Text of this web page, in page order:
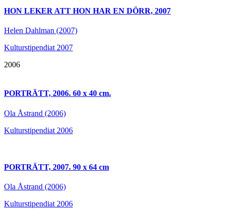
HON LEKER ATT HON HAR EN DÖRR, 2007
Helen Dahlman (2007)
Kulturstipendiat 2007
2006
PORTRÄTT, 2006. 60 x 40 cm.
Ola Åstrand (2006)
Kulturstipendiat 2006
PORTRÄTT, 2007. 90 x 64 cm
Ola Åstrand (2006)
Kulturstipendiat 2006